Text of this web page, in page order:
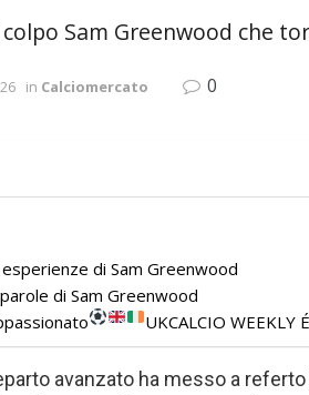
Sam Greenwood che
in Calciomercato 0
di Sam Greenwood
di Sam Greenwood
UKCALCIO WEEKLY
avanzato ha messo a